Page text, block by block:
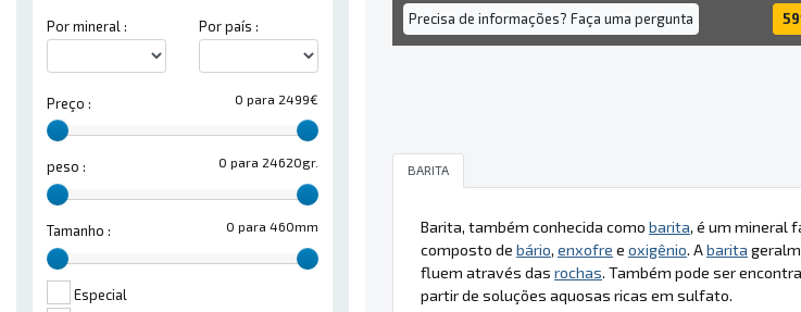
Por mineral : Por país :
0 para 2499€
Preço :
0 para 24620gr.
peso :
0 para 460mm
Tamanho :
Especial
Precisa de informações? Faça uma pergunta 59
BARITA
Barita, também conhecida como barita, é um mineral
composto de bário, enxofre e oxigênio. Abarita
fluem através das rochas. Também pode ser
partir de soluções aquosas ricas em sulfato.